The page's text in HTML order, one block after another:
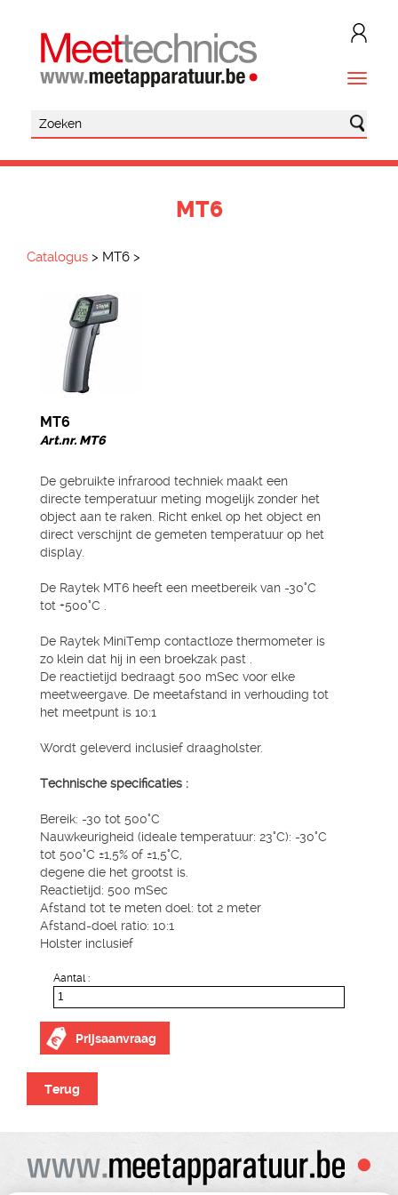
MT6
Catalogus > MT6 >
MT6
Art.nr. MT6
De gebruikte infrarood techniek maakt een
directe temperatuur meting mogelijk zonder het
object aan te raken. Richt enkel op het object en
direct verschijnt de gemeten temperatuur op het
display.
De Raytek MT6 heeft een meetbereik van -30°C
tot +500°C .
De Raytek MiniTemp contactloze thermometer is
zo klein dat hij in een broekzak past .
De reactietijd bedraagt 500 mSec voor elke
meetweergave. De meetafstand in verhouding tot
het meetpunt is 10:1
Wordt geleverd inclusief draagholster.
Technische specificaties :
Bereik: -30 tot 500°C
Nauwkeurigheid (ideale temperatuur: 23°C): -30°C
tot 500°C ±1,5% of ±1,5°C,
degene die het grootst is.
Reactietijd: 500 mSec
Afstand tot te meten doel: tot 2 meter
Afstand-doel ratio: 10:1
Holster inclusief
Aantal :
Prijsaanvraag
Terug